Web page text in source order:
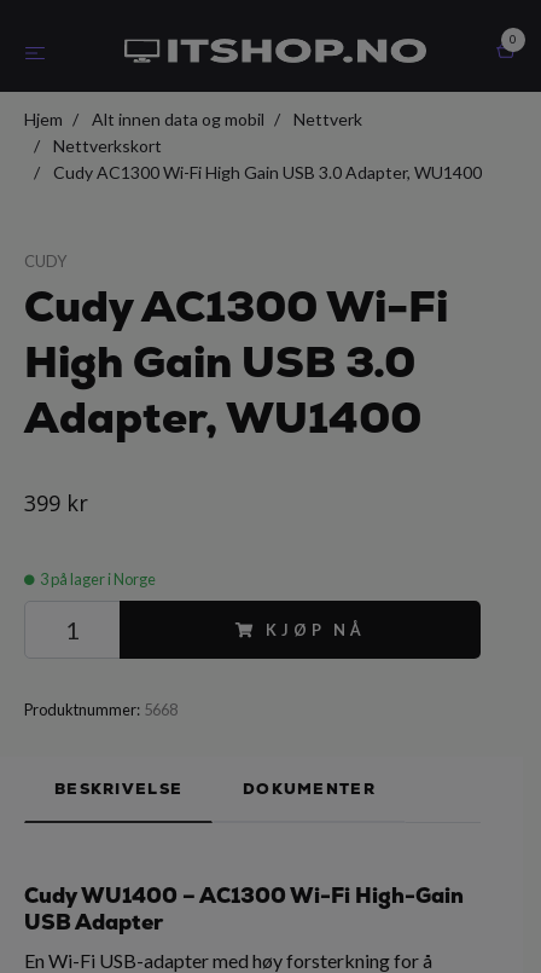
0
Hjem Alt innen data og mobil
Nettverk
Nettverkskort
Cudy AC1300 Wi-Fi High Gain USB 3.0 Adapter, WU1400
CUDY
Cudy AC1300 Wi-Fi
High Gain USB 3.0
Adapter, WU1400
399 kr
3på lager i Norge
KJØP NÅ
Produktnummer: 5668
BESKRIVELSE DOKUMENTER
Cudy WU1400 – AC1300 Wi-Fi High-Gain
USB Adapter
En Wi-Fi USB-adapter med høy forsterkning for å